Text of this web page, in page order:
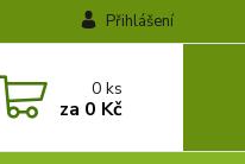
Přihlášení
0ks
za 0 Kč